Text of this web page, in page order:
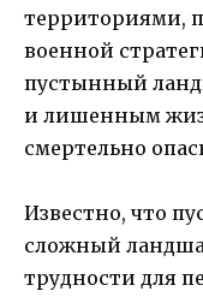
территориями,
военной
пустынный
и лишенным
смертельно
Известно, что
сложный
трудности для